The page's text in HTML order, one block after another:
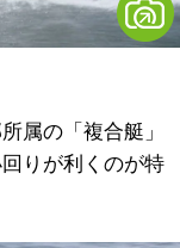
属の「複合艇」
りが利くのが特